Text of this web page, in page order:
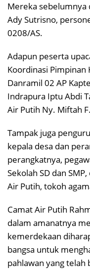
Mereka sebelumnya
Ady Sutrisno,
0208/AS.
Adapun peserta
Koordinasi Pimpinan
Danramil 02 AP
Indrapura Iptu Abdi
Air Putih Ny. Miftah
Tampak juga
kepala desa dan
perangkatnya,
Sekolah SD dan
Air Putih, tokoh
Camat Air Putih
dalam amanatnya
kemerdekaan
bangsa untuk
pahlawan yang telah